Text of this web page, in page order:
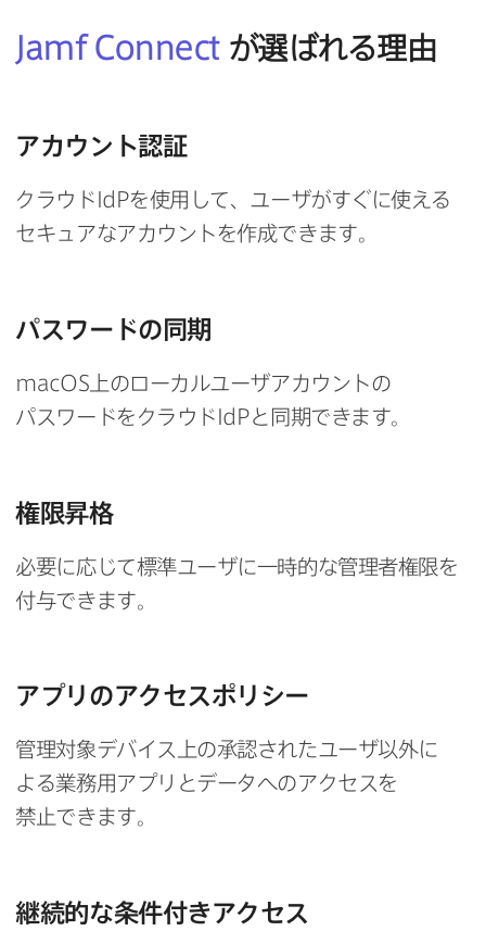
Jamf Connect が​選ばれる​理由
アカウント認証
クラウド IdPを​使用して、​ユーザが​すぐに​使える​
セキュアな​アカウントを​作成できます。
パスワードの​同期
macOS 上の​ローカルユーザアカウントの​
パスワードを​クラウド IdPと​同期できます。
権限昇格
必要に​応じて​標準ユーザに​一時的な​管理者権限を​
付与できます。
アプリの​アクセスポリシー
管理対象デバイス上の​承認された​ユーザ以外に​
よる​業務用アプリと​データへの​アクセスを​
禁止できます。
継続的な​条件付きアクセス